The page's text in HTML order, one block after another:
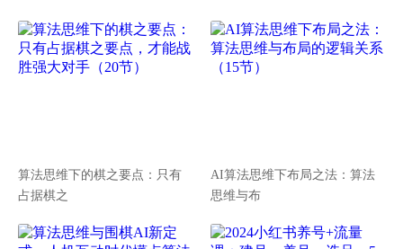
算法思维下的棋之要点：只有
占据棋之
AI算法思维下布局之法：算法
思维与布